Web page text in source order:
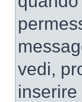
vedi,